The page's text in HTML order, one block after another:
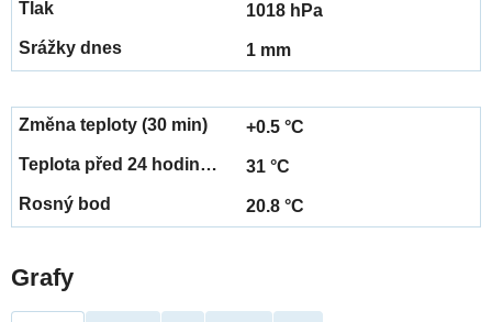
1018 hPa
1 mm
+0.5 °C
31 °C
20.8 °C
Grafy